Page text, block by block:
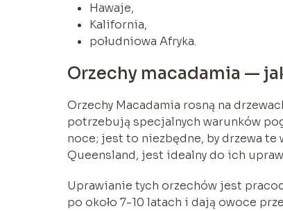
Hawaje,
Kalifornia,
południowa Afryka.
Orzechy macadamia —
Orzechy Macadamia rosną na
potrzebują specjalnych warunków
noce; jest to niezbędne, by drzewa te
Queensland, jest idealny do ich
Uprawianie tych orzechów jest
po około 7-10 latach i dają owoce